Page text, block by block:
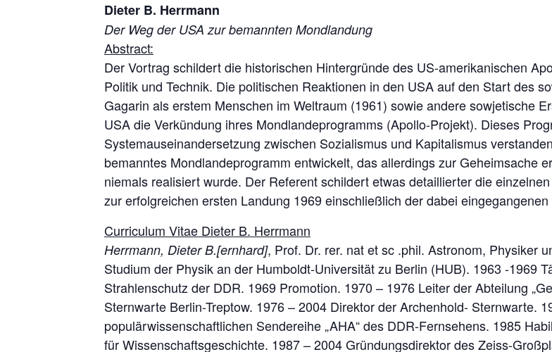
Dieter B. Herrmann
Der Weg der USA zur bemannten Mondlandung
Abstract:
Der Vortrag schildert die historischen Hintergründe des US-amerikanischen
Politik und Technik. Die politischen Reaktionen in den USA auf den Start des
Gagarin als erstem Menschen im Weltraum (1961) sowie andere sowjetische
USA die Verkündung ihres Mondlandeprogramms (Apollo-Projekt). Dieses
Systemauseinandersetzung zwischen Sozialismus und Kapitalismus
bemanntes Mondlandeprogramm entwickelt, das allerdings zur Geheimsache
niemals realisiert wurde. Der Referent schildert etwas detaillierter die
zur erfolgreichen ersten Landung 1969 einschließlich der dabei
Curriculum Vitae Dieter B. Herrmann
Herrmann, Dieter B.[ernhard], Prof. Dr. rer. nat et sc .phil. Astronom, Physiker
Studium der Physik an der Humboldt-Universität zu Berlin (HUB). 1963 -1969
Strahlenschutz der DDR. 1969 Promotion. 1970 – 1976 Leiter der Abteilung
Sternwarte Berlin-Treptow. 1976 – 2004 Direktor der Archenhold- Sternwarte.
populärwissenschaftlichen Sendereihe „AHA“ des DDR-Fernsehens. 1985
für Wissenschaftsgeschichte. 1987 – 2004 Gründungsdirektor des Zeiss-